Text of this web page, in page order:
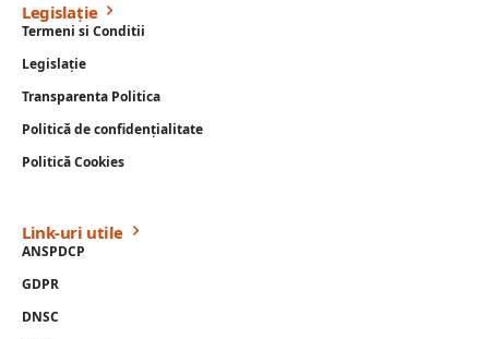
Legislație
Termeni si Conditii
Legislație
Transparenta Politica
Politică de confidențialitate
Politică Cookies
Link-uri utile
ANSPDCP
GDPR
DNSC